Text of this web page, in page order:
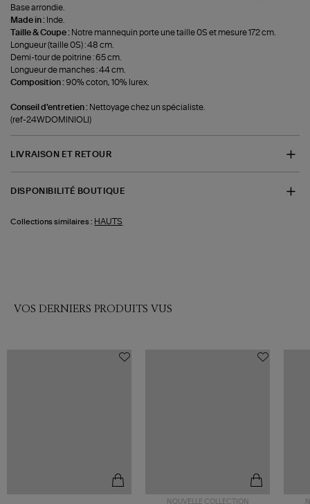
Base arrondie.
Made in : Inde.
Taille & Coupe : Notre mannequin porte une taille 0S et mesure 172 cm.
Longueur (taille 0S) : 48 cm.
Demi-tour de poitrine : 65 cm.
Longueur de manches : 44 cm.
Composition : 90% coton, 10% lurex.
Conseil d'entretien : Nettoyage chez un spécialiste.
(ref-24WDOMINIOLI)
LIVRAISON ET RETOUR
DISPONIBILITÉ BOUTIQUE
Collections similaires : HAUTS
VOS DERNIERS PRODUITS VUS
NOUVELLE COLLECTION